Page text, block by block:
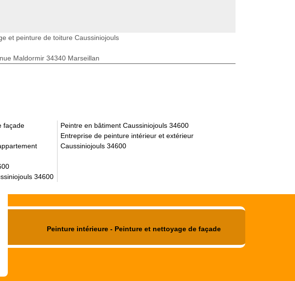
et peinture de toiture Caussiniojouls
Maldormir 34340 Marseillan
façade
34600
Peintre en bâtiment Caussiniojouls 34600
Entreprise de peinture intérieur et extérieur
Caussiniojouls 34600
Peinture intérieure - Peinture et nettoyage de façade